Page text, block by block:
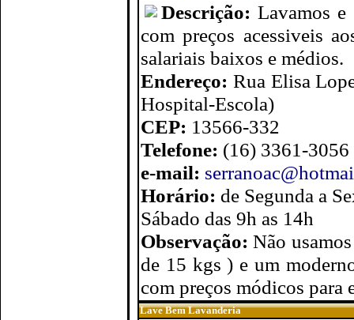
Descrição:Lavamos e
com preços acessiveis
salariais baixos e médios.
Endereço: Rua Elisa
Hospital-Escola)
CEP: 13566-332
Telefone: (16) 3361-
e-mail:
Horário: de Segunda a
Sábado das 9h as 14h
Observação:Não
de 15 kgs ) e um
com preços módicos para
Lave Bem Lavanderia